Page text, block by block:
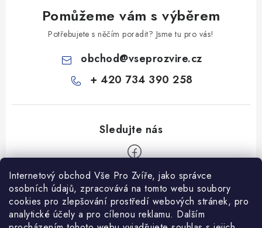
Internetový obchod Vše Pro Zvíře, jako správce
osobních údajů, zpracovává na tomto webu soubory
cookies pro zlepšování prostředí webových stránek, pro
analytické účely a pro cílenou reklamu. Dalším
Pomůžeme vám s výběrem
Potřebujete s něčím poradit? Jsme tu pro vás!
obchod@vseprozvire.cz
+ 420 734 390 258
Informace pro Vás